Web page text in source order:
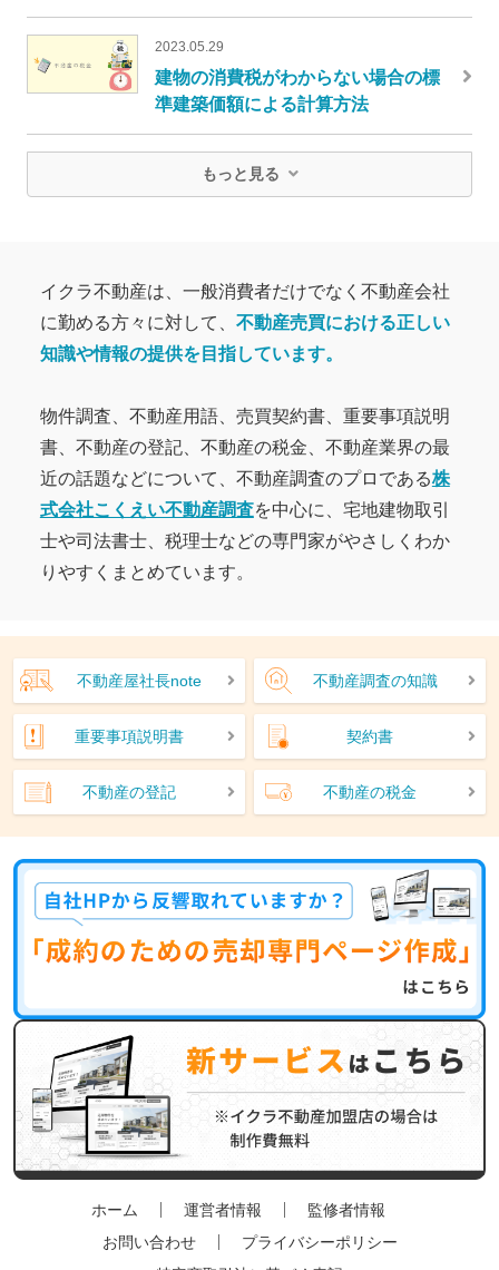
2023.05.29
建物の消費税がわからない場合の標
準建築価額による計算方法
もっと見る
イクラ不動産は、一般消費者だけでなく不動産会社
に勤める方々に対して、 不動産売買における正しい
知識や情報の提供を目指しています。
物件調査、不動産用語、売買契約書、重要事項説明
書、不動産の登記、不動産の税金、不動産業界の最
近の話題などについて、不動産調査のプロである株
式会社こくえい不動産調査を中心に、宅地建物取引
士や司法書士、税理士などの専門家がやさしくわか
りやすくまとめています。
不動産屋社長note 不動産調査の知識
重要事項説明書 契約書
不動産の登記 不動産の税金
ホーム 運営者情報 監修者情報
お問い合わせ プライバシーポリシー